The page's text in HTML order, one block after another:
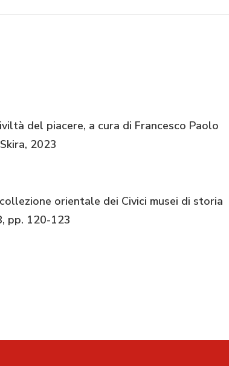
del piacere, a cura di Francesco Paolo
2023
orientale dei Civici musei di storia
pp. 120-123